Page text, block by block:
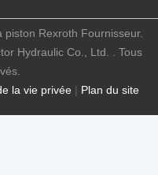
la vie privée| Plan du site
piston Rexroth Fournisseur.
Hydraulic Co., Ltd. . Tous